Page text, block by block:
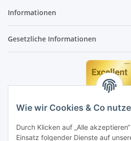
Wie wir Cookies & Co
Durch Klicken auf „Alle
Einsatz folgender Dienste auf
Informationen
Gesetzliche Informationen